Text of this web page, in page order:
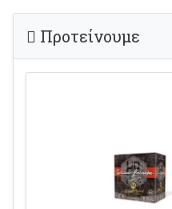
Προτείνουμε